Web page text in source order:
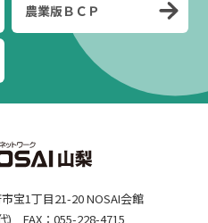
農業版ＢＣＰ
宝1丁目21-20 NOSAI会館
) FAX：055-228-4715